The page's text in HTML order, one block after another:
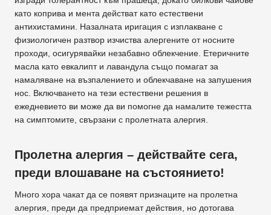
като коприва и мента действат като естествени
антихистамини. Назалната иригация с изплакване с
физиологичен разтвор изчиства алергените от носните
проходи, осигурявайки незабавно облекчение. Етеричните
масла като евкалипт и лавандула също помагат за
намаляване на възпалението и облекчаване на запушения
нос. Включването на тези естествени решения в
ежедневието ви може да ви помогне да намалите тежестта
на симптомите, свързани с пролетната алергия.
Пролетна алергия – действайте сега,
преди влошаване на състоянието!
Много хора чакат да се появят признаците на пролетна
алергия, преди да предприемат действия, но дотогава